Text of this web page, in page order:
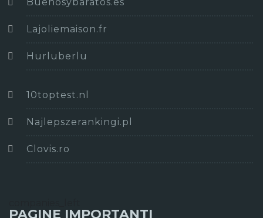
Lajoliemaison.fr
Hurluberlu
10toptest.nl
Najlepszerankingi.pl
Clovis.ro
PAGINE IMPORTANTI